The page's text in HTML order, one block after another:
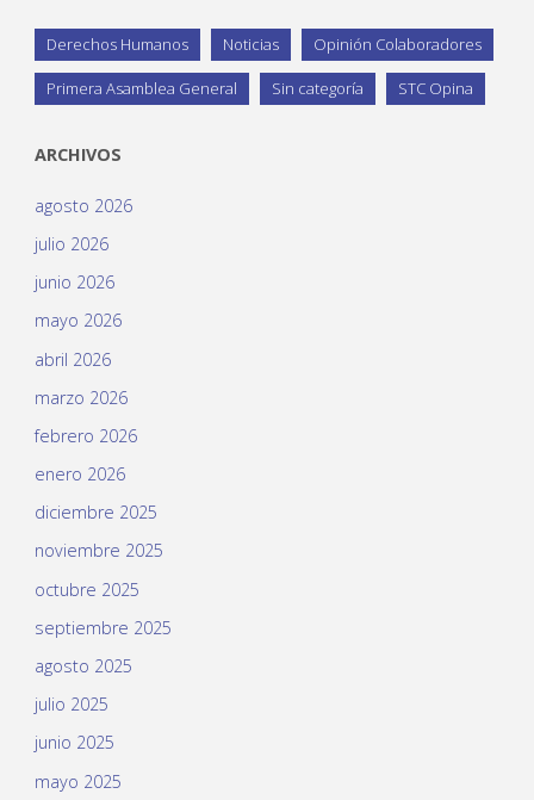
Derechos Humanos Noticias Opinión Colaboradores
Primera Asamblea General Sin categoría STC Opina
ARCHIVOS
agosto 2026
julio 2026
junio 2026
mayo 2026
abril 2026
marzo 2026
febrero 2026
enero 2026
diciembre 2025
noviembre 2025
octubre 2025
septiembre 2025
agosto 2025
julio 2025
junio 2025
mayo 2025